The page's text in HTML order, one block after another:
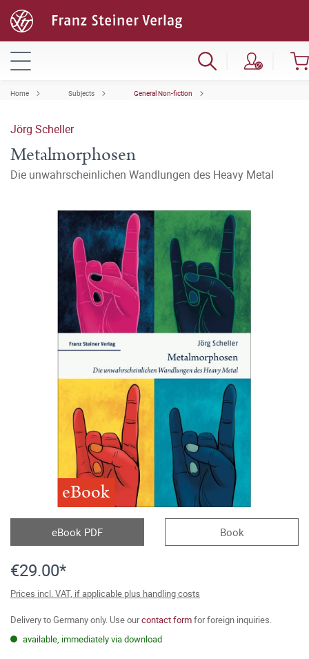
Home Subjects General Non-fiction
Jörg Scheller
Metalmorphosen
Die unwahrscheinlichen Wandlungen des Heavy Metal
eBook
eBook PDF Book
€29.00*
Prices incl. VAT, if applicable plus handling costs
Delivery to Germany only. Use ourcontact formfor foreign inquiries.
available, immediately via download